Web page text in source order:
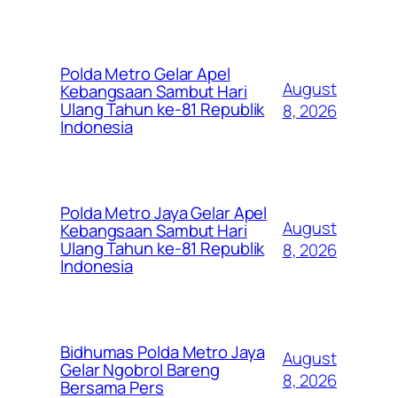
Polda Metro Gelar Apel
Kebangsaan Sambut Hari
Ulang Tahun ke-81 Republik
Indonesia
August
8, 2026
Polda Metro Jaya Gelar Apel
Kebangsaan Sambut Hari
Ulang Tahun ke-81 Republik
Indonesia
August
8, 2026
Bidhumas Polda Metro Jaya
Gelar Ngobrol Bareng
Bersama Pers
August
8, 2026